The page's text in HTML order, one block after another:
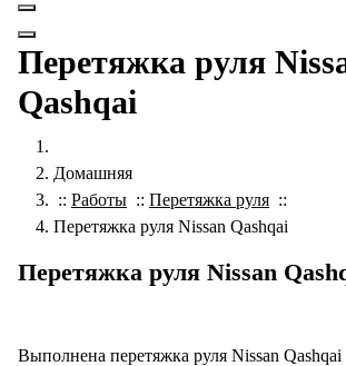
Перетяжка руля
Qashqai
Домашняя
:: Работы :: Перетяжка руля ::
Перетяжка руля Nissan Qashqai
Перетяжка руля Nissan
Выполнена перетяжка руля Nissan